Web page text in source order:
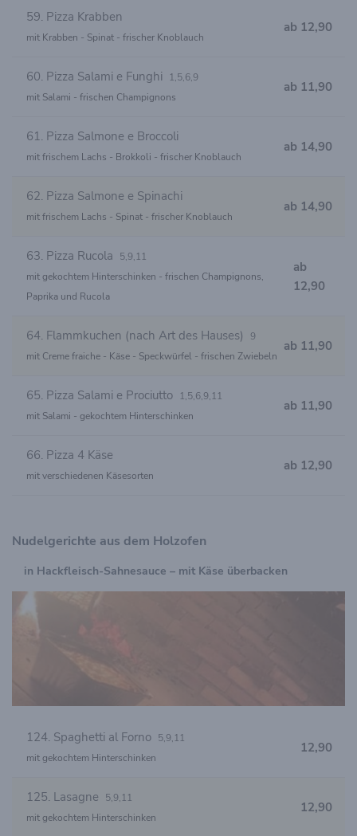
59. Pizza Krabben
mit Krabben - Spinat - frischer Knoblauch
ab 12,90
60. Pizza Salami e Funghi
1,5,6,9
mit Salami - frischen Champignons
ab 11,90
61. Pizza Salmone e Broccoli
mit frischem Lachs - Brokkoli - frischer Knoblauch
ab 14,90
62. Pizza Salmone e Spinachi
mit frischem Lachs - Spinat - frischer Knoblauch
ab 14,90
63. Pizza Rucola
5,9,11
mit gekochtem Hinterschinken - frischen Champignons,
Paprika und Rucola
ab
12,90
64. Flammkuchen (nach Art des Hauses)
9
mit Creme fraiche - Käse - Speckwürfel - frischen Zwiebeln
ab 11,90
65. Pizza Salami e Prociutto
1,5,6,9,11
mit Salami - gekochtem Hinterschinken
ab 11,90
66. Pizza 4 Käse
mit verschiedenen Käsesorten
ab 12,90
Nudelgerichte aus dem Holzofen
in Hackfleisch-Sahnesauce – mit Käse überbacken
124. Spaghetti al Forno 5,9,11
mit gekochtem Hinterschinken
12,90
125. Lasagne
5,9,11
mit gekochtem Hinterschinken
12,90